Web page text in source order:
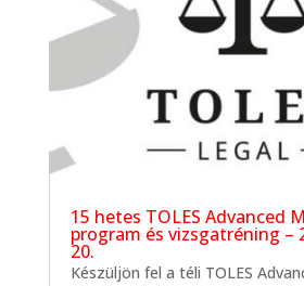
15 hetes TOLES Advanced
program és vizsgatréning –
20.
Készüljön fel a téli TOLES